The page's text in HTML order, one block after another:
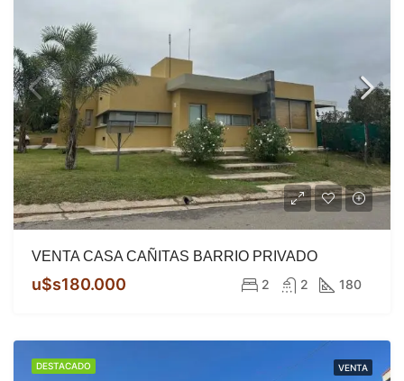
VENTA CASA CAÑITAS BARRIO PRIVADO
u$s180.000 2 2 180
DESTACADO VENTA